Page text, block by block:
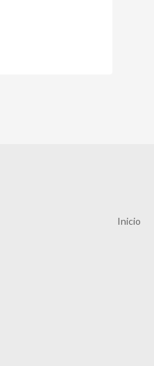
Inicio